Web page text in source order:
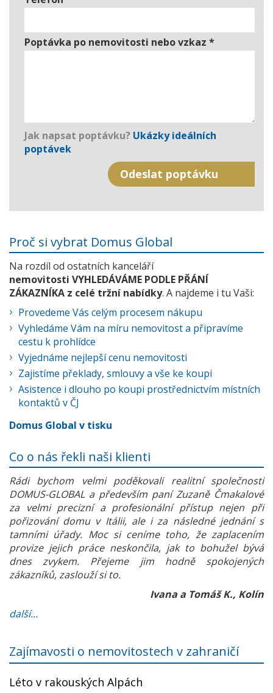
Poptávka po nemovitosti nebo vzkaz *
Jak napsat poptávku? Ukázky ideálních
poptávek
Proč si vybrat Domus Global
Na rozdíl od ostatních kanceláří
nemovitosti VYHLEDÁVÁME PODLE PŘÁNÍ
ZÁKAZNÍKA z celé tržní nabídky. A najdeme i tu Vaši:
Provedeme Vás celým procesem nákupu
Vyhledáme Vám na míru nemovitost a připravíme
cestu k prohlídce
Vyjednáme nejlepší cenu nemovitosti
Zajistíme překlady, smlouvy a vše ke koupi
Asistence i dlouho po koupi prostřednictvím místních
kontaktů v ČJ
Domus Global v tisku
Co o nás řekli naši klienti
Rádi bychom velmi poděkovali realitní společnosti
DOMUS-GLOBAL a především paní Zuzaně Čmakalové
za velmi precizní a profesionální přístup nejen při
pořizování domu v Itálii, ale i za následné jednání s
tamními úřady. Moc si ceníme toho, že zaplacením
provize jejich práce neskončila, jak to bohužel bývá
dnes zvykem. Přejeme jim hodně spokojených
zákazníků, zaslouží si to.
Ivana a Tomáš K., Kolín
další...
Zajímavosti o nemovitostech v zahraničí
Léto v rakouských Alpách